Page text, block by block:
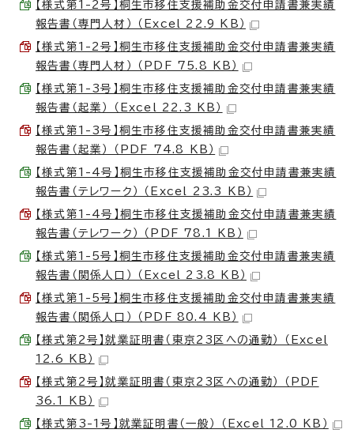
【様式第1-2号】桐生市移住支援補助金交付申請書兼実績
報告書（専門人材） （Excel 22.9 KB）
【様式第1-2号】桐生市移住支援補助金交付申請書兼実績
報告書（専門人材） （PDF 75.8 KB）
【様式第1-3号】桐生市移住支援補助金交付申請書兼実績
報告書（起業） （Excel 22.3 KB）
【様式第1-3号】桐生市移住支援補助金交付申請書兼実績
報告書（起業） （PDF 74.8 KB）
【様式第1-4号】桐生市移住支援補助金交付申請書兼実績
報告書（テレワーク） （Excel 23.3 KB）
【様式第1-4号】桐生市移住支援補助金交付申請書兼実績
報告書（テレワーク） （PDF 78.1 KB）
【様式第1-5号】桐生市移住支援補助金交付申請書兼実績
報告書（関係人口） （Excel 23.8 KB）
【様式第1-5号】桐生市移住支援補助金交付申請書兼実績
報告書（関係人口） （PDF 80.4 KB）
【様式第2号】就業証明書（東京23区への通勤） （Excel
12.6 KB）
【様式第2号】就業証明書（東京23区への通勤） （PDF
36.1 KB）
【様式第3-1号】就業証明書（一般） （Excel 12.0 KB）